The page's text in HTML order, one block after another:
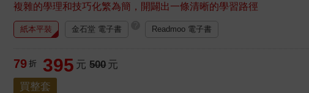
複雜的學理和技巧化繁為簡，開闢出一條清晰的學習路徑
紙本平裝 金石堂 電子書 Readmoo 電子書
79 折 395 元 500 元
買整套